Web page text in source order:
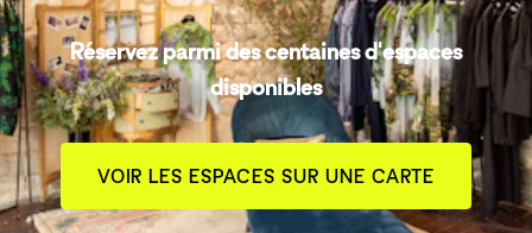
Réservez parmi des centaines d'espaces
disponibles
VOIR LES ESPACES SUR UNE CARTE